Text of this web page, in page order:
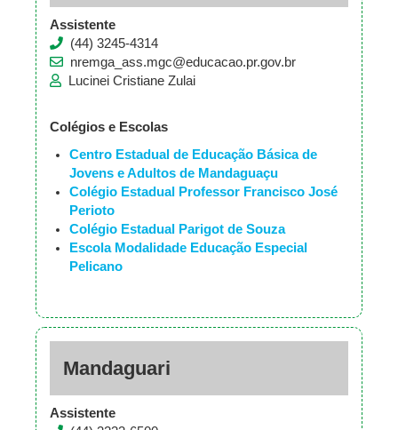
Assistente
(44) 3245-4314
nremga_ass.mgc@educacao.pr.gov.br
Lucinei Cristiane Zulai
Colégios e Escolas
Centro Estadual de Educação Básica de
Jovens e Adultos de Mandaguaçu
Colégio Estadual Professor Francisco José
Perioto
Colégio Estadual Parigot de Souza
Escola Modalidade Educação Especial
Pelicano
Mandaguari
Assistente